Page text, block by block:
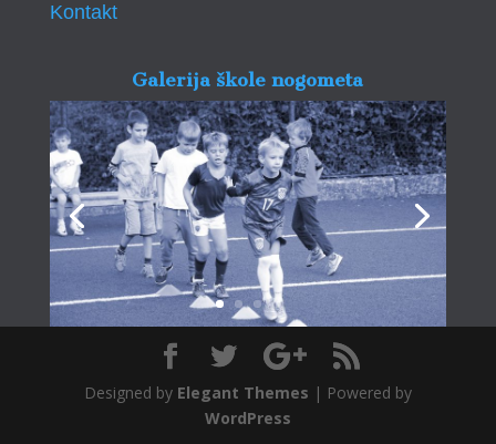
Kontakt
Galerija škole nogometa
Designed by Elegant Themes | Powered by
WordPress